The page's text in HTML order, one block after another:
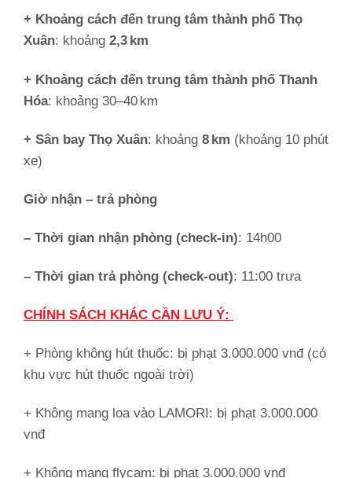
+ Khoảng cách đến trung tâm thành phố Thọ
Xuân: khoảng 2,3 km
+ Khoảng cách đến trung tâm thành phố Thanh
Hóa: khoảng 30–40 km
+ Sân bay Thọ Xuân: khoảng 8 km (khoảng 10 phút
xe)
Giờ nhận – trả phòng
– Thời gian nhận phòng (check-in): 14h00
– Thời gian trả phòng (check-out): 11:00 trưa
CHÍNH SÁCH KHÁC CẦN LƯU Ý:
+ Phòng không hút thuốc: bị phạt 3.000.000 vnđ (có
khu vực hút thuốc ngoài trời)
+ Không mang loa vào LAMORI: bị phạt 3.000.000
vnđ
+ Không mang flycam: bị phạt 3.000.000 vnđ